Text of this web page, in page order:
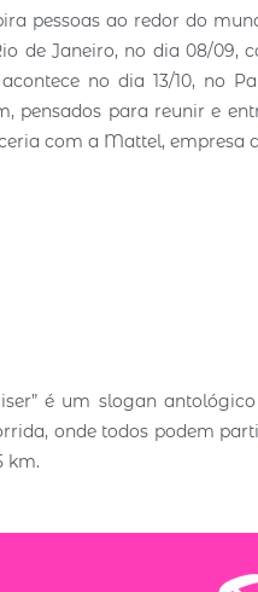
pessoas ao redor do
de Janeiro, no dia 08/
no dia 13/10, no
pensados ​​para reunir e
com a Mattel, empresa
é um slogan
onde todos podem
km.